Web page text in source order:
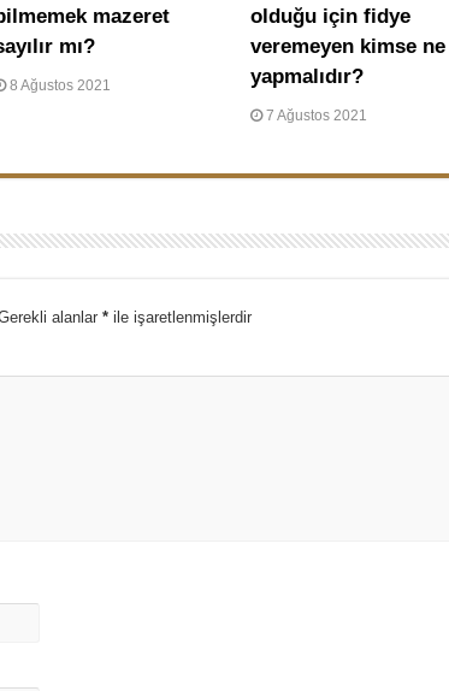
mazeret
mı?
8 Ağustos 2021
olduğu için fidye
veremeyen kimse ne
yapmalıdır?
7 Ağustos 2021
alanlar *ile işaretlenmişlerdir